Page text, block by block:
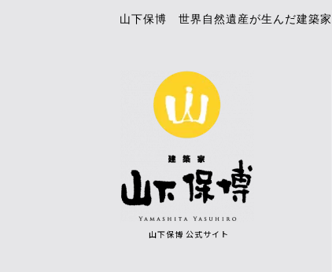
山下保博 世界自然遺産が生んだ建築家
山下保博 公式サイト